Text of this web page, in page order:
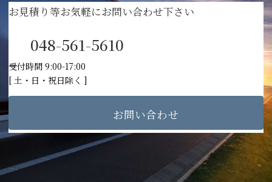
お見積り等お気軽にお問い合わせ下さい
048-561-5610
受付時間 9:00-17:00
[ 土・日・祝日除く ]
お問い合わせ